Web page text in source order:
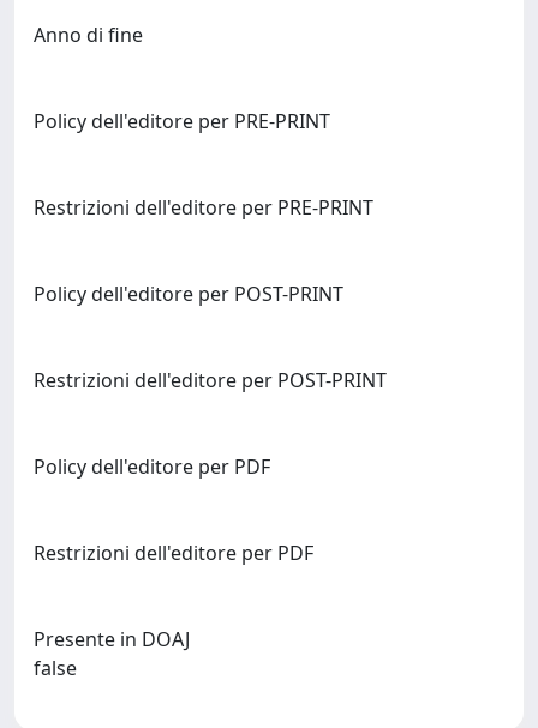
Anno di fine
Policy dell'editore per PRE-PRINT
Restrizioni dell'editore per PRE-PRINT
Policy dell'editore per POST-PRINT
Restrizioni dell'editore per POST-PRINT
Policy dell'editore per PDF
Restrizioni dell'editore per PDF
Presente in DOAJ